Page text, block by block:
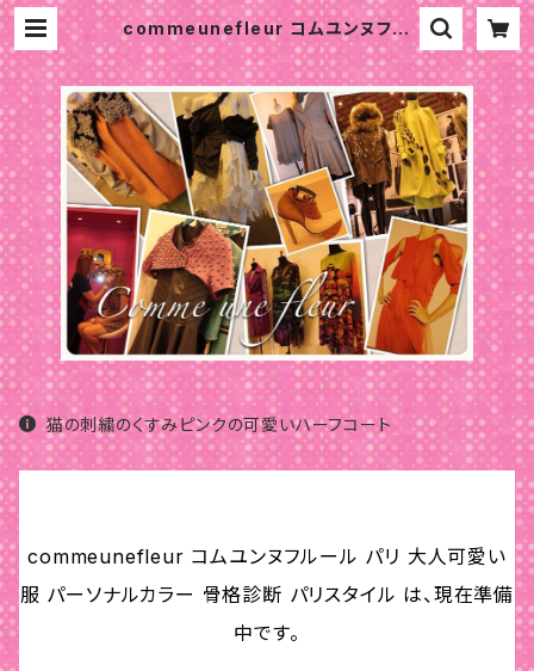
commeunefleur コムユンヌフル
ール パリ 大人可愛い服 パーソナル
カラー 骨格診断 パリスタイル
猫の刺繍のくすみピンクの可愛いハーフコート
commeunefleur コムユンヌフルール パリ 大人可愛い
服 パーソナルカラー 骨格診断 パリスタイル は、現在準備
中です。